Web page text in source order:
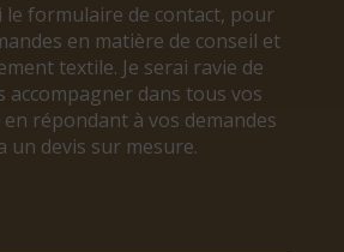
le formulaire de contact, pour
en matière de conseil et
textile. Je serai ravie de
accompagner dans tous vos
répondant à vos demandes
un devis sur mesure.